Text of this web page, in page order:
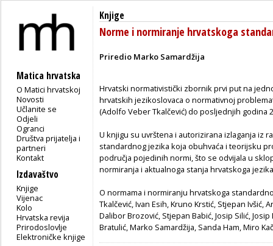
Matica hrvatska
O Matici hrvatskoj
Novosti
Učlanite se
Odjeli
Ogranci
Društva prijatelja i
partneri
Kontakt
Izdavaštvo
Knjige
Vijenac
Kolo
Hrvatska revija
Prirodoslovlje
Elektroničke knjige
Knjige
Norme i normiranje hrvatskoga
Priredio Marko Samardžija
Hrvatski normativistički zbornik prvi put na
hrvatskih jezikoslovaca o normativnoj
(Adolfo Veber Tkalčević) do posljednjih godina
U knjigu su uvrštena i autorizirana izlaganja iz
standardnog jezika koja obuhvaća i teorijsku
područja pojedinih normi, što se odvijala u
normiranja i aktualnoga stanja hrvatskoga
O normama i normiranju hrvatskoga
Tkalčević, Ivan Esih, Kruno Krstić, Stjepan Ivšić,
Dalibor Brozović, Stjepan Babić, Josip Silić,
Bratulić, Marko Samardžija, Sanda Ham, Miro